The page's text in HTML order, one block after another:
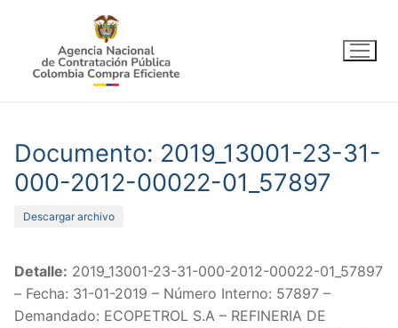
contenido
Documento: 2019_13001-23-31-
000-2012-00022-01_57897
Descargar archivo
Detalle: 2019_13001-23-31-000-2012-00022-01_57897
– Fecha: 31-01-2019 – Número Interno: 57897 –
Demandado: ECOPETROL S.A – REFINERIA DE